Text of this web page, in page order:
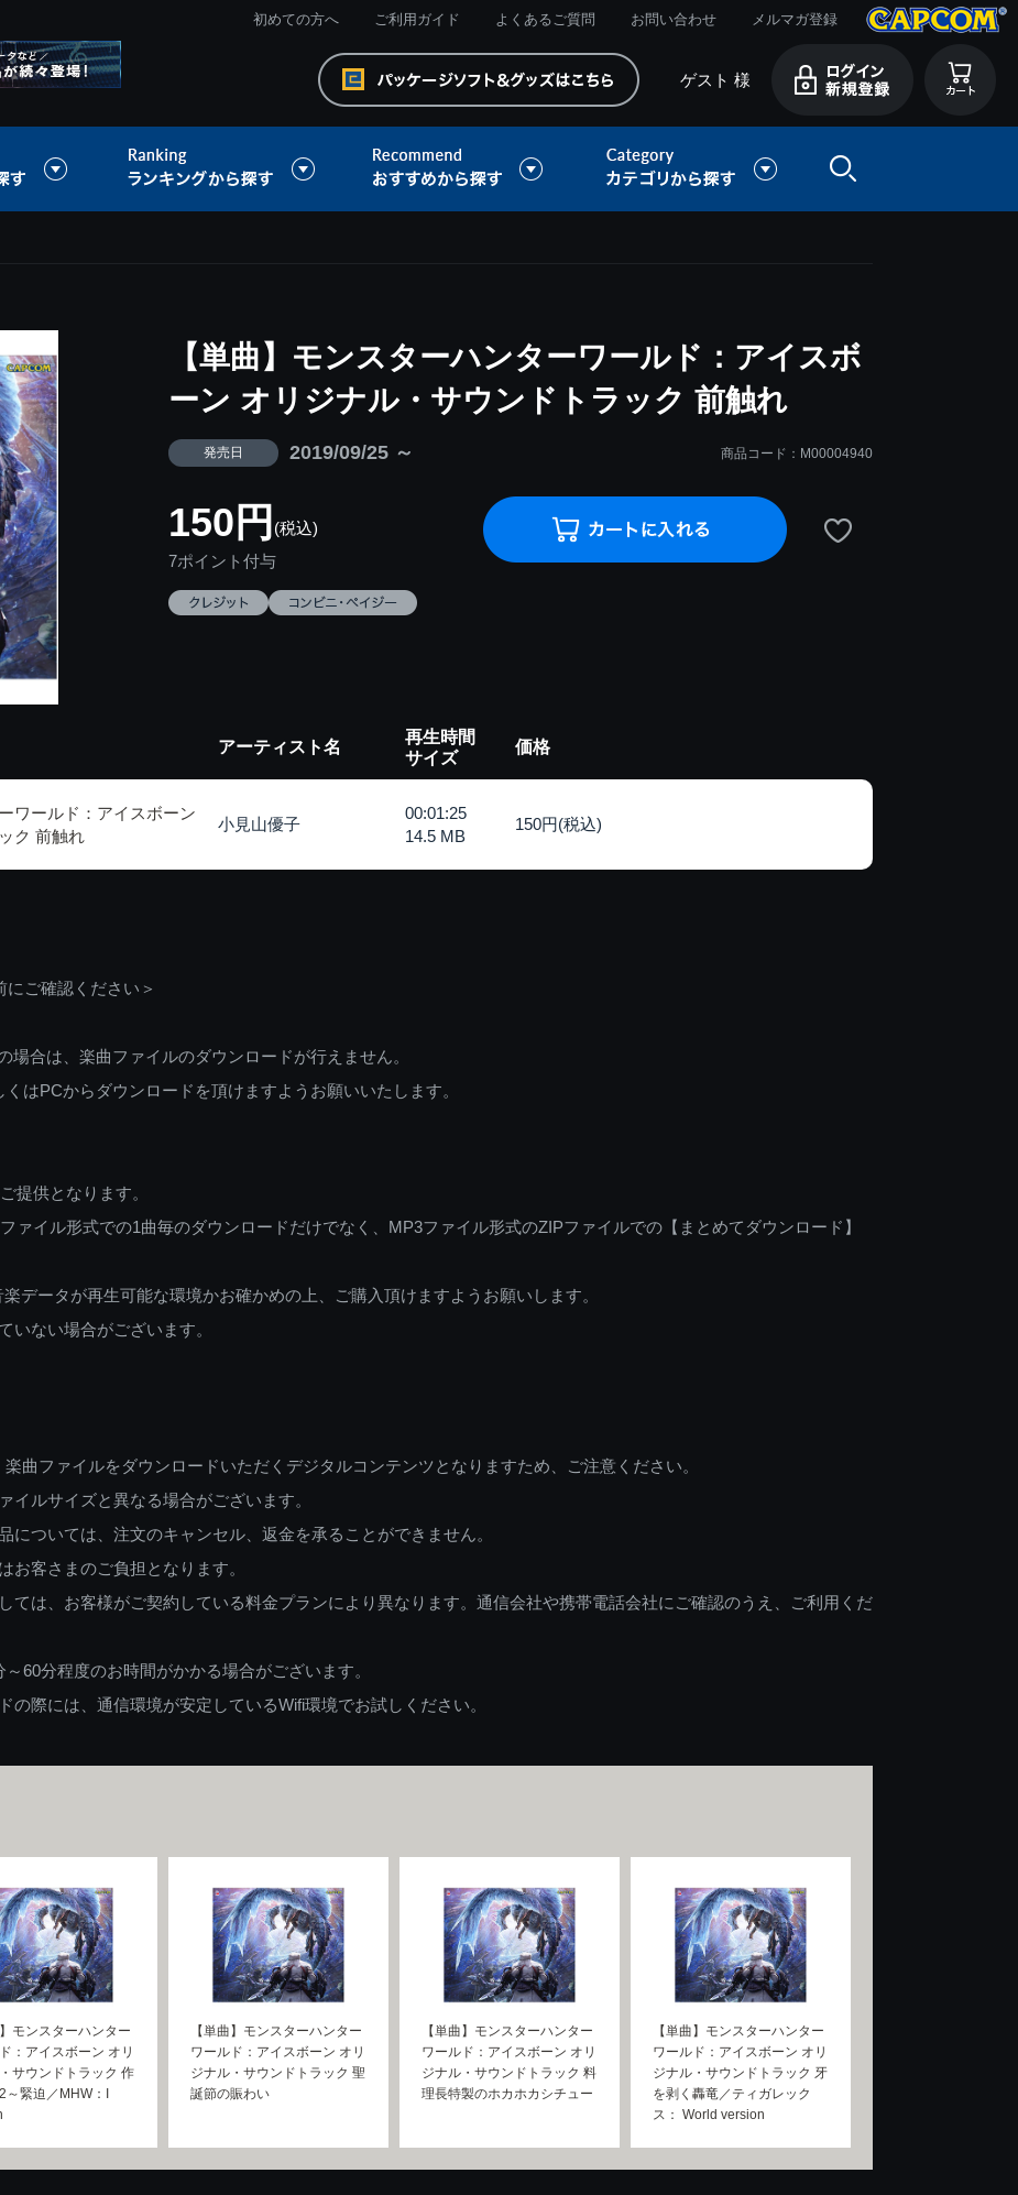
初めての方へ ご利用ガイド よくあるご質問 お問い合わせ メルマガ登録
ゲスト 様
【単曲】モンスターハンターワールド：アイスボ
ーン オリジナル・サウンドトラック 前触れ
発売日 2019/09/25 ～ 商品コード：M00004940
150円 (税込)
7ポイント付与
アーティスト名
再生時間
サイズ
価格
ワールド：アイスボーン
ク 前触れ
小見山優子
00:01:25
14.5 MB
150円(税込)
ご確認ください＞
場合は、楽曲ファイルのダウンロードが行えません。
はPCからダウンロードを頂けますようお願いいたします。
提供となります。
ァイル形式での1曲毎のダウンロードだけでなく、MP3ファイル形式のZIPファイルでの【まとめてダウンロード】
データが再生可能な環境かお確かめの上、ご購入頂けますようお願いします。
いない場合がございます。
曲ファイルをダウンロードいただくデジタルコンテンツとなりますため、ご注意ください。
イルサイズと異なる場合がございます。
については、注文のキャンセル、返金を承ることができません。
お客さまのご負担となります。
ては、お客様がご契約している料金プランにより異なります。通信会社や携帯電話会社にご確認のうえ、ご利用くだ
60分程度のお時間がかかる場合がございます。
際には、通信環境が安定しているWifi環境でお試しください。
】モンスターハンター
：アイスボーン オリ
サウンドトラック 作
～緊迫／MHW：I
【単曲】モンスターハンター
ワールド：アイスボーン オリ
ジナル・サウンドトラック 聖
誕節の賑わい
【単曲】モンスターハンター
ワールド：アイスボーン オリ
ジナル・サウンドトラック 料
理長特製のホカホカシチュー
【単曲】モンスターハンター
ワールド：アイスボーン オリ
ジナル・サウンドトラック 牙
を剥く轟竜／ティガレック
ス： World version